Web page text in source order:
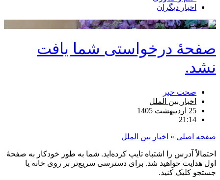
اخبار دیگران
صفحهٔ درخواستی شما یافت
نشد.
صحت خبر
اخبار بین الملل
25 اردیبهشت 1405
21:14
صفحه اصلی » اخبار بین الملل
احتمالاً آدرس را اشتباه تایپ کرده‌اید. شما به طور خودکار به صفحهٔ
اول هدایت خواهید شد. برای دسترسی سریع‌تر بر روی خانه یا
جستجو کلیک کنید.